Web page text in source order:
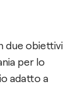
due obiettivi
per lo
adatto a